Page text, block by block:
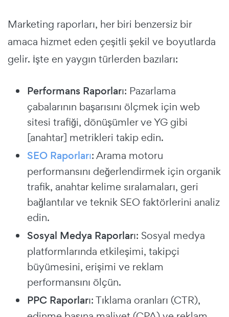
Marketing raporları, her biri benzersiz bir
amaca hizmet eden çeşitli şekil ve boyutlarda
gelir. İşte en yaygın türlerden bazıları:
Performans Raporları: Pazarlama
çabalarının başarısını ölçmek için web
sitesi trafiği, dönüşümler ve YG gibi
[anahtar] metrikleri takip edin.
SEO Raporları: Arama motoru
performansını değerlendirmek için organik
trafik, anahtar kelime sıralamaları, geri
bağlantılar ve teknik SEO faktörlerini analiz
edin.
Sosyal Medya Raporları: Sosyal medya
platformlarında etkileşimi, takipçi
büyümesini, erişimi ve reklam
performansını ölçün.
PPC Raporları: Tıklama oranları (CTR),